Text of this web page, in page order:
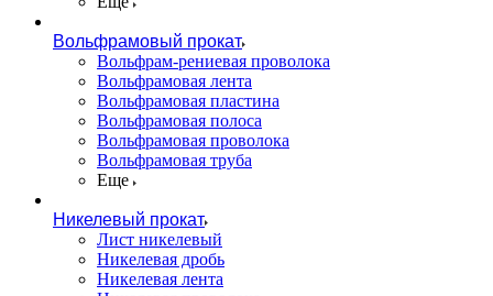
Вольфрамовый прокат
Вольфрам-рениевая проволока
Вольфрамовая лента
Вольфрамовая пластина
Вольфрамовая полоса
Вольфрамовая проволока
Вольфрамовая труба
Еще
Никелевый прокат
Лист никелевый
Никелевая дробь
Никелевая лента